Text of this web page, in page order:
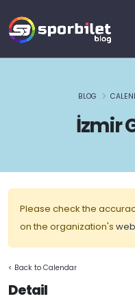
İzmir
BLOG
Please check the
on the organization's
< Back to Calendar
Detail